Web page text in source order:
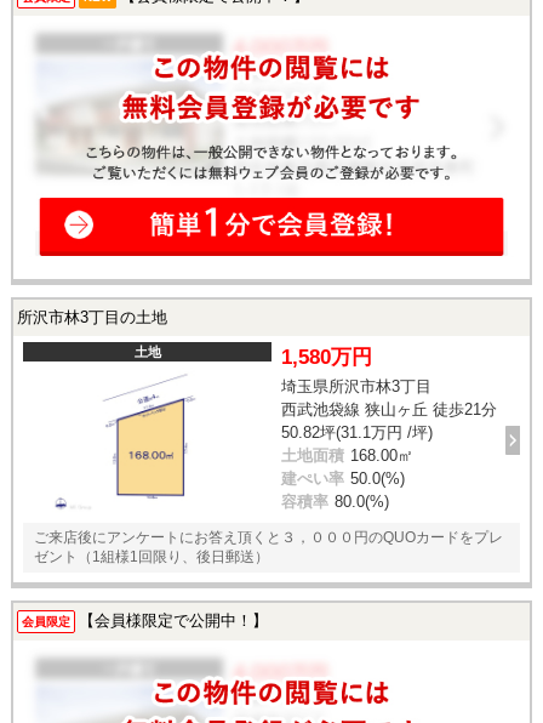
所沢市林3丁目の土地
土地 1,580万円
埼玉県所沢市林3丁目
西武池袋線 狭山ヶ丘 徒歩21分
50.82坪(31.1万円 /坪)
土地面積 168.00㎡
建ぺい率 50.0(%)
容積率 80.0(%)
ご来店後にアンケートにお答え頂くと３，０００円のQUOカードをプレ
ゼント（1組様1回限り、後日郵送）
会員限定 【会員様限定で公開中！】